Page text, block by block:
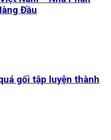
Đầu
gối tập luyện thành